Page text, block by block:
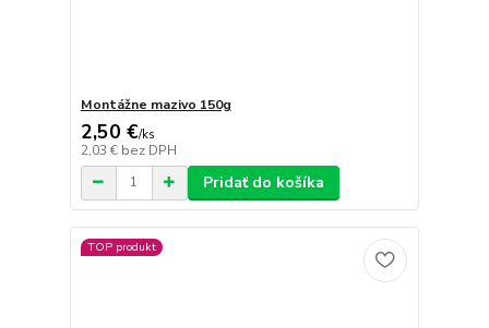
Montážne mazivo 150g
2,50 €/ks
2,03 € bez DPH
Pridať do košíka
TOP produkt